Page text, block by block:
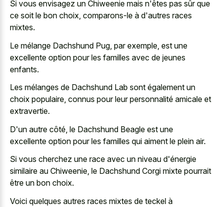
Si vous envisagez un Chiweenie mais n'êtes pas sûr que
ce soit le bon choix, comparons-le à d'autres races
mixtes.
Le mélange Dachshund Pug, par exemple, est une
excellente option pour les familles avec de jeunes
enfants.
Les mélanges de Dachshund Lab sont également un
choix populaire, connus pour leur personnalité amicale et
extravertie.
D'un autre côté, le Dachshund Beagle est une
excellente option pour les familles qui aiment le plein air.
Si vous cherchez une race avec un niveau d'énergie
similaire au Chiweenie, le Dachshund Corgi mixte pourrait
être un bon choix.
Voici quelques autres races mixtes de teckel à